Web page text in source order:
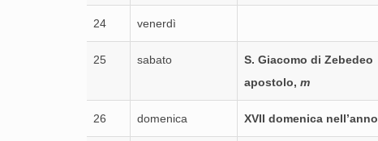
24 venerdì
25 sabato
S. Giacomo di Zebedeo
apostolo, m
26 domenica XVII domenica nell’anno